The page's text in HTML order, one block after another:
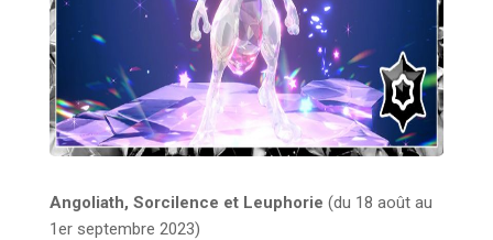
Angoliath, Sorcilence et Leuphorie (du 18 août au
1er septembre 2023)